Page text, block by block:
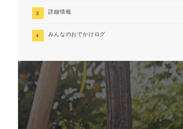
詳細情報
みんなのおでかけログ